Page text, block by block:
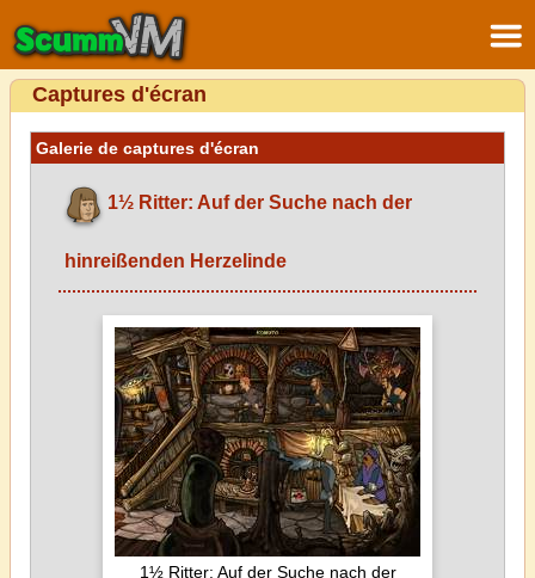
Captures d'écran
Galerie de captures d'écran
1½ Ritter: Auf der Suche nach der
hinreißenden Herzelinde
1½ Ritter: Auf der Suche nach der